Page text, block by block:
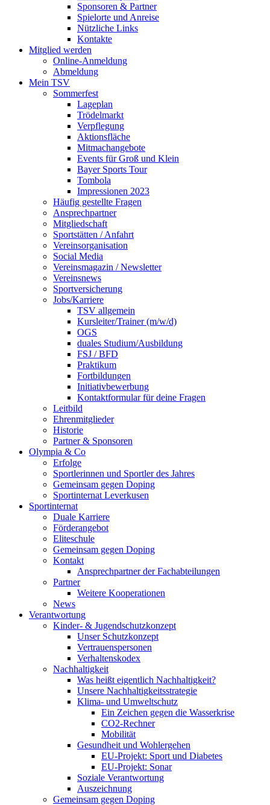
Sponsoren & Partner
Spielorte und Anreise
Nützliche Links
Kontakte
Mitglied werden
Online-Anmeldung
Abmeldung
Mein TSV
Sommerfest
Lageplan
Trödelmarkt
Verpflegung
Aktionsfläche
Mitmachangebote
Events für Groß und Klein
Bayer Sports Tour
Tombola
Impressionen 2023
Häufig gestellte Fragen
Ansprechpartner
Mitgliedschaft
Sportstätten / Anfahrt
Vereinsorganisation
Social Media
Vereinsmagazin / Newsletter
Vereinsnews
Sportversicherung
Jobs/Karriere
TSV allgemein
Kursleiter/Trainer (m/w/d)
OGS
duales Studium/Ausbildung
FSJ / BFD
Praktikum
Fortbildungen
Initiativbewerbung
Kontaktformular für deine Fragen
Leitbild
Ehrenmitglieder
Historie
Partner & Sponsoren
Olympia & Co
Erfolge
Sportlerinnen und Sportler des Jahres
Gemeinsam gegen Doping
Sportinternat Leverkusen
Sportinternat
Duale Karriere
Förderangebot
Eliteschule
Gemeinsam gegen Doping
Kontakt
Ansprechpartner der Fachabteilungen
Partner
Weitere Kooperationen
News
Verantwortung
Kinder- & Jugendschutzkonzept
Unser Schutzkonzept
Vertrauenspersonen
Verhaltenskodex
Nachhaltigkeit
Was heißt eigentlich Nachhaltigkeit?
Unsere Nachhaltigkeitsstrategie
Klima- und Umweltschutz
Ein Zeichen gegen die Wasserkrise
CO2-Rechner
Mobilität
Gesundheit und Wohlergehen
EU-Projekt: Sport und Diabetes
EU-Projekt: Sonar
Soziale Verantwortung
Auszeichnung
Gemeinsam gegen Doping